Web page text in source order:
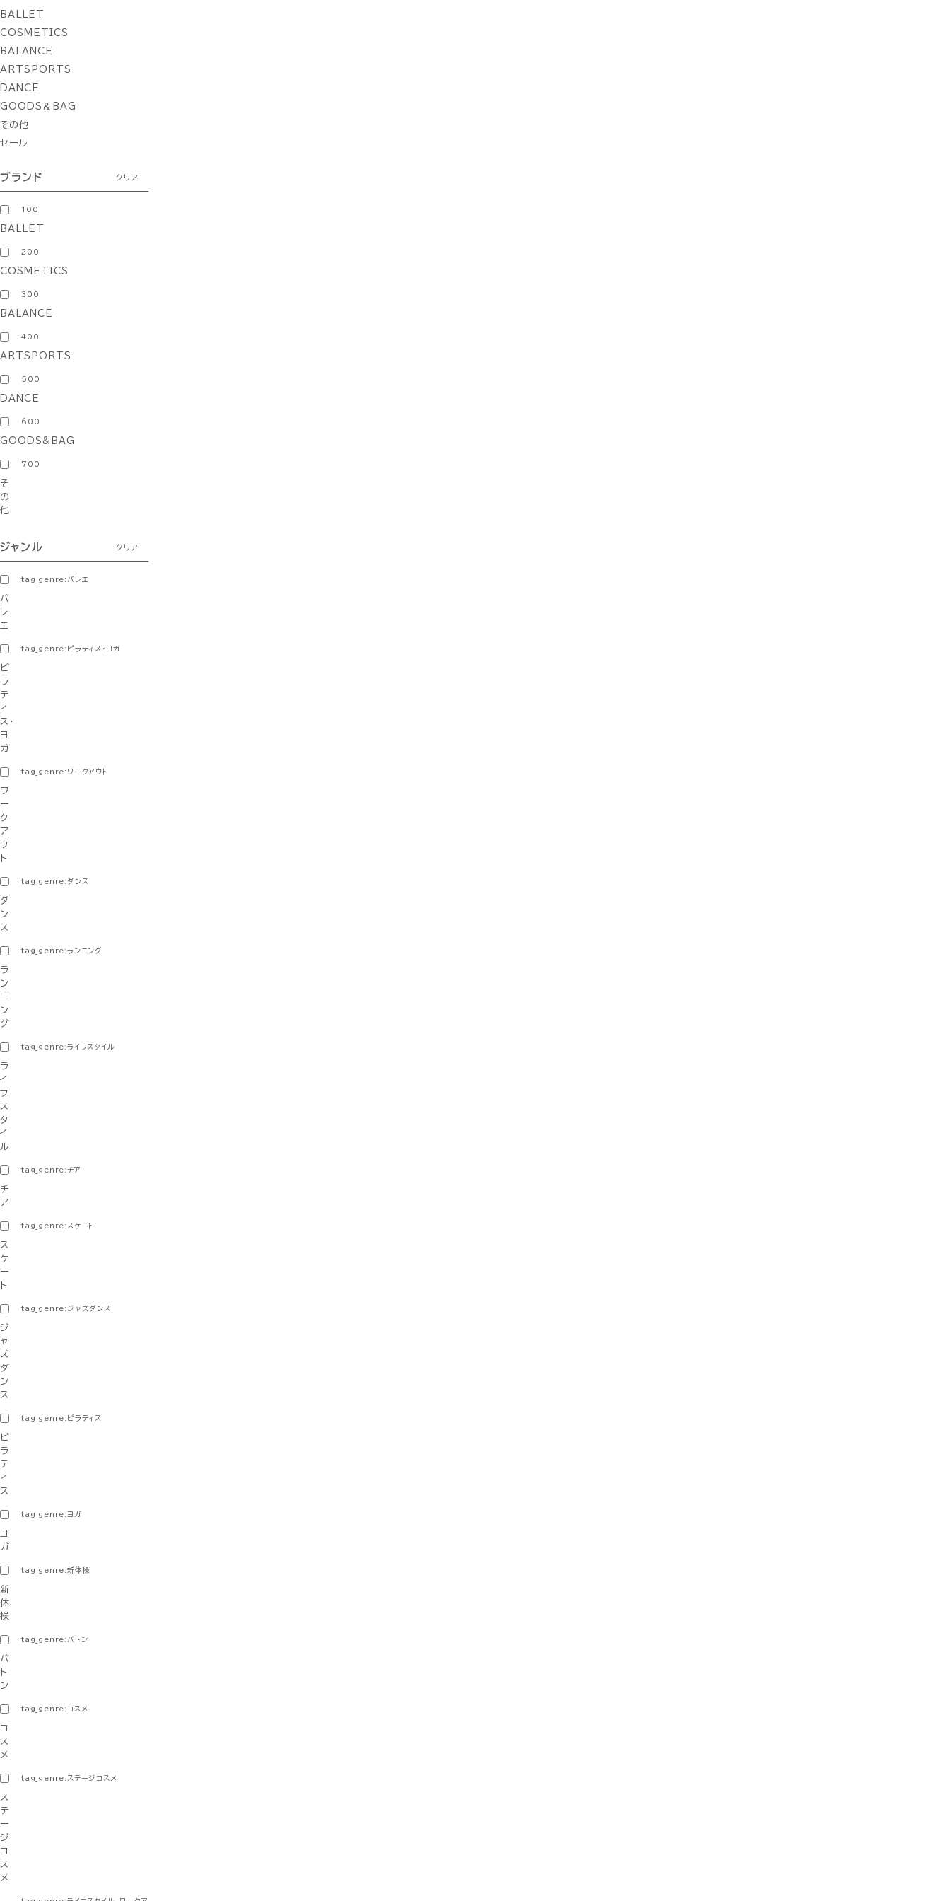
BALLET
COSMETICS
BALANCE
ARTSPORTS
DANCE
GOODS＆BAG
その他
セール
ブランド クリア
100
BALLET
200
COSMETICS
300
BALANCE
400
ARTSPORTS
500
DANCE
600
GOODS&BAG
700
そ
の
他
ジャンル クリア
tag_genre:バレエ
バ
レ
エ
tag_genre:ピラティス・ヨガ
ピ
ラ
テ
ィ
ス・
ヨ
ガ
tag_genre:ワークアウト
ワ
ー
ク
ア
ウ
ト
tag_genre:ダンス
ダ
ン
ス
tag_genre:ランニング
ラ
ン
ニ
ン
グ
tag_genre:ライフスタイル
ラ
イ
フ
ス
タ
イ
ル
tag_genre:チア
チ
ア
tag_genre:スケート
ス
ケ
ー
ト
tag_genre:ジャズダンス
ジ
ャ
ズ
ダ
ン
ス
tag_genre:ピラティス
ピ
ラ
テ
ィ
ス
tag_genre:ヨガ
ヨ
ガ
tag_genre:新体操
新
体
操
tag_genre:バトン
バ
ト
ン
tag_genre:コスメ
コ
ス
メ
tag_genre:ステージコスメ
ス
テ
ー
ジ
コ
ス
メ